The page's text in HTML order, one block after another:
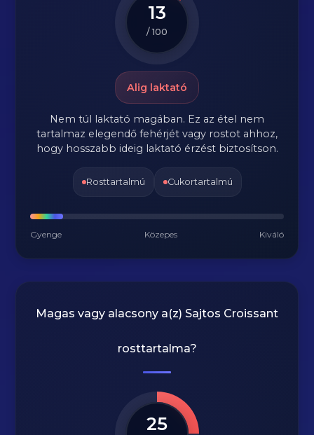
13
/ 100
Alig laktató
Nem túl laktató magában. Ez az étel nem
tartalmaz elegendő fehérjét vagy rostot ahhoz,
hogy hosszabb ideig laktató érzést biztosítson.
Rosttartalmú Cukortartalmú
Gyenge Közepes Kiváló
Magas vagy alacsony a(z) Sajtos Croissant
rosttartalma?
25